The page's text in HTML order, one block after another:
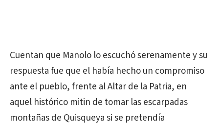
Cuentan que Manolo lo escuchó serenamente y su
respuesta fue que el había hecho un compromiso
ante el pueblo, frente al Altar de la Patria, en
aquel histórico mitin de tomar las escarpadas
montañas de Quisqueya si se pretendía